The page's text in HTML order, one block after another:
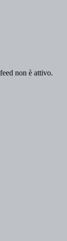
non è attivo.